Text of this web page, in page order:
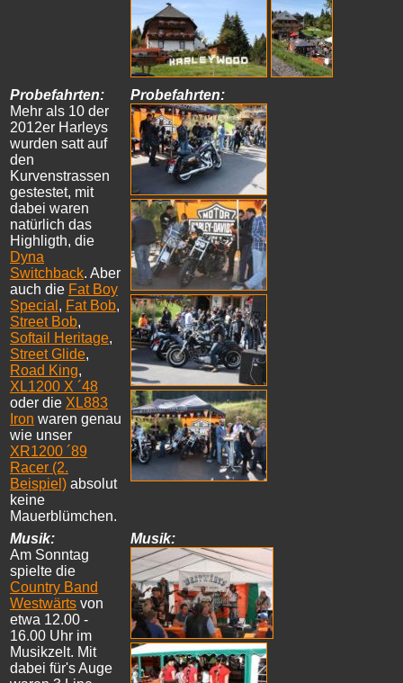
Probefahrten:
Mehr als 10 der
2012er Harleys
wurden satt auf
den
Kurvenstrassen
gestestet, mit
dabei waren
natürlich das
Highligth, die
Dyna
Switchback. Aber
auch die Fat Boy
Special , Fat Bob,
Street Bob,
Softail Heritage,
Street Glide,
Road King,
XL1200 X ´48
oder die XL883
Iron waren genau
wie unser
XR1200 ´89
Racer (2.
Beispiel) absolut
keine
Mauerblümchen.
Probefahrten:
Musik:
Am Sonntag
spielte die
Country Band
Westwärts von
etwa 12.00 -
16.00 Uhr im
Musikzelt. Mit
dabei für's Auge
Musik: